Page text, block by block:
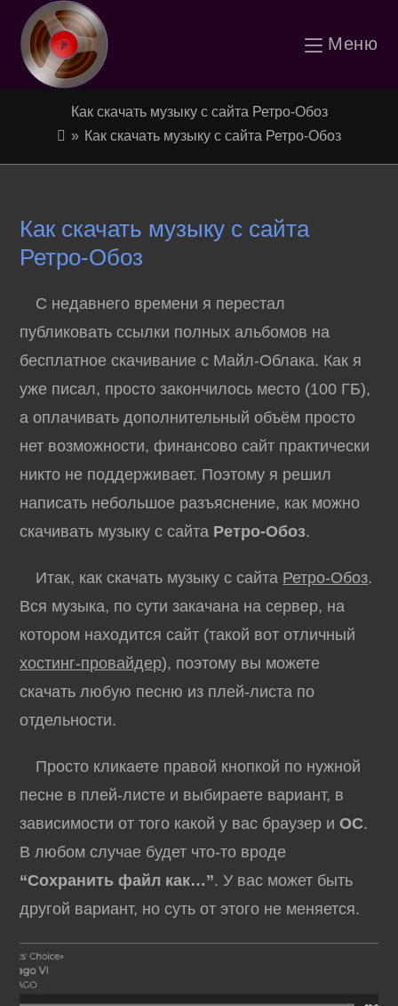
Перейти
содержимому
Меню
Как скачать музыку с сайта Ретро-Обоз
» Как скачать музыку с сайта Ретро-Обоз
Как скачать музыку с сайта
Ретро-Обоз
С недавнего времени я перестал
публиковать ссылки полных альбомов на
бесплатное скачивание с Майл-Облака. Как я
уже писал, просто закончилось место (100 ГБ),
а оплачивать дополнительный объём просто
нет возможности, финансово сайт практически
никто не поддерживает. Поэтому я решил
написать небольшое разъяснение, как можно
скачивать музыку с сайта Ретро-Обоз.
Итак, как скачать музыку с сайта Ретро-Обоз.
Вся музыка, по сути закачана на сервер, на
котором находится сайт (такой вот отличный
хостинг-провайдер), поэтому вы можете
скачать любую песню из плей-листа по
отдельности.
Просто кликаете правой кнопкой по нужной
песне в плей-листе и выбираете вариант, в
зависимости от того какой у вас браузер иОС.
В любом случае будет что-то вроде
“Сохранить файл как…”. У вас может быть
другой вариант, но суть от этого не меняется.